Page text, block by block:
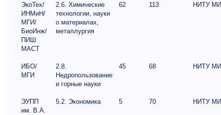
ЭкоТех/
ИНМиН/
МГИ/
БиоИнж/
ПИШ
МАСТ
2.6. Химические
технологии, науки
о материалах,
металлургия
62 113 НИТУ
ИБО/
МГИ
2.8.
Недропользование
и горные науки
45 68 НИТУ
ЭУПП
им. В.А.
5.2. Экономика 5 70 НИТУ